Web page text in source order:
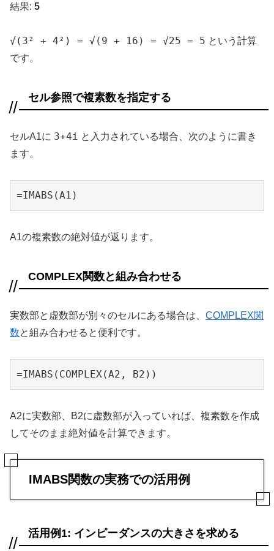
結果: 5
√(3² + 4²) = √(9 + 16) = √25 = 5 という計算
です。
セル参照で複素数を指定する
セルA1に 3+4i と入力されている場合、次のように書き
ます。
=IMABS(A1)
A1の複素数の絶対値が返ります。
COMPLEX関数と組み合わせる
実数部と虚数部が別々のセルにある場合は、 COMPLEX関
数と組み合わせると便利です。
=IMABS(COMPLEX(A2, B2))
A2に実数部、B2に虚数部が入っていれば、複素数を作成
してそのまま絶対値を計算できます。
IMABS関数の実務での活用例
活用例1: インピーダンスの大きさを求める